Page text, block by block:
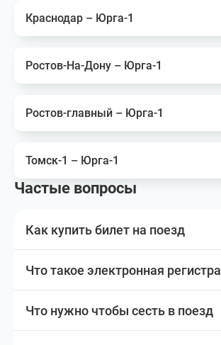
Краснодар – Юрга-1
Ростов-На-Дону – Юрга-1
Ростов-главный – Юрга-1
Томск-1 – Юрга-1
Частые вопросы
Как купить билет на поезд
Что такое электронная
Что нужно чтобы сесть в поезд